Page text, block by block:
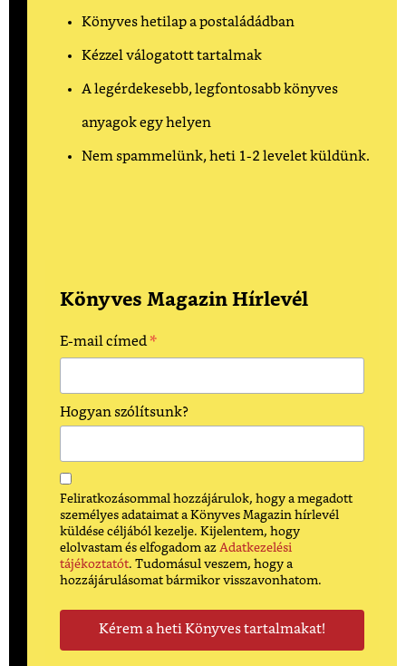
Könyves hetilap a postaládádban
Kézzel válogatott tartalmak
A legérdekesebb, legfontosabb könyves
anyagok egy helyen
Nem spammelünk, heti 1-2 levelet küldünk.
Könyves Magazin Hírlevél
E-mail címed *
Hogyan szólítsunk?
Feliratkozásommal hozzájárulok, hogy a megadott
személyes adataimat a Könyves Magazin hírlevél
küldése céljából kezelje. Kijelentem, hogy
elolvastam és elfogadom az Adatkezelési
tájékoztatót. Tudomásul veszem, hogy a
hozzájárulásomat bármikor visszavonhatom.